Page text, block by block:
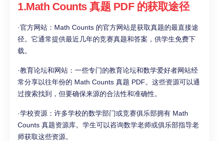
1.Math Counts 真题 PDF 的获取途径
·官方网站：Math Counts 的官方网站是获取真题的最直接途
径。它通常提供最近几年的竞赛真题和答案，供学生免费下
载。
·教育论坛和网站：一些专门的教育论坛和数学爱好者网站经
常分享以往年份的 Math Counts 真题 PDF。这些资源可以通
过搜索找到，但要确保来源的合法性和准确性。
·学校资源：许多学校的数学部门或竞赛俱乐部拥有 Math
Counts 真题资源库。学生可以咨询数学老师或俱乐部指导老
师获取这些资源。